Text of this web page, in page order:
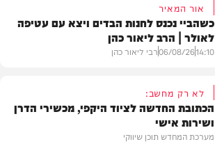
אור המאיר
כשהביי נכנס לחנות הבדים ויצא עם עטיפה
לאולר | הרב ליאור כהן
14:10
06/08/26רבי ליאור כהן
לא רק מחשב:
הכתובת החדשה לציוד היקפי, מכשירי הדרן
ושירות אישי
מערכת המחדש תוכן שיווקי